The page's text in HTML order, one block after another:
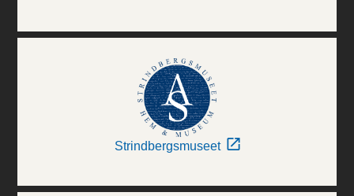
Strindbergsmuseet